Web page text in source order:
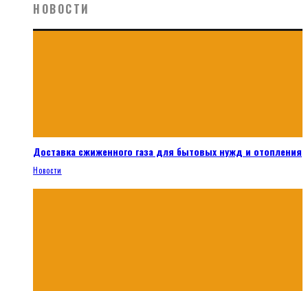
НОВОСТИ
Доставка сжиженного газа для бытовых нужд и отопления
Новости